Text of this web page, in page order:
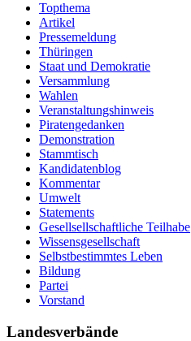
Topthema
Artikel
Pressemeldung
Thüringen
Staat und Demokratie
Versammlung
Wahlen
Veranstaltungshinweis
Piratengedanken
Demonstration
Stammtisch
Kandidatenblog
Kommentar
Umwelt
Statements
Gesellsellschaftliche Teilhabe
Wissensgesellschaft
Selbstbestimmtes Leben
Bildung
Partei
Vorstand
Landesverbände